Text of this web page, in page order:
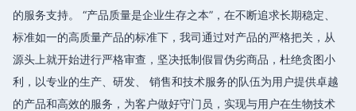
的服务支持。 “产品质量是企业生存之本”，在不断追求长期稳定、
标准如一的高质量产品的标准下，我司通过对产品的严格把关，从
源头上就开始进行严格审查，坚决抵制假冒伪劣商品，杜绝贪图小
利，以专业的生产、研发、 销售和技术服务的队伍为用户提供卓越
的产品和高效的服务，为客户做好守门员，实现与用户在生物技术